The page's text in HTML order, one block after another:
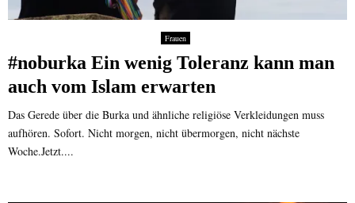
Frauen
#noburka Ein wenig Toleranz kann man
auch vom Islam erwarten
Das Gerede über die Burka und ähnliche religiöse Verkleidungen muss
aufhören. Sofort. Nicht morgen, nicht übermorgen, nicht nächste
Woche.Jetzt....